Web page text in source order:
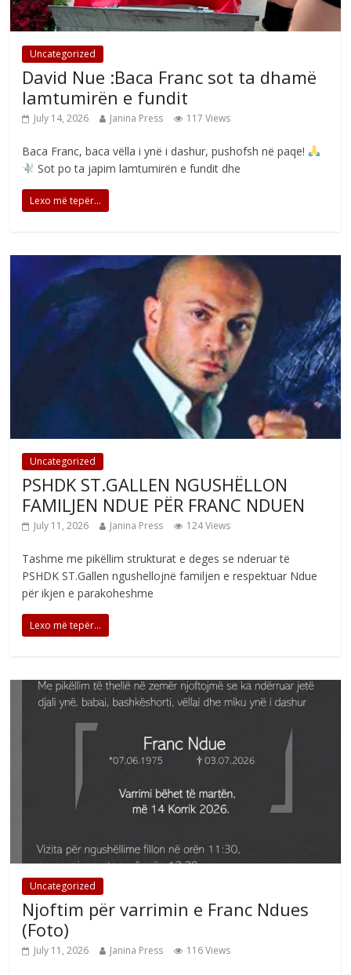
Uncategorized
David Nue :Baca Franc sot ta dhamë
lamtumirën e fundit
July 14, 2026 Janina Press 117 Views
Baca Franc, baca vëlla i ynë i dashur, pushofsh në paqe!
Sot po ta japim lamtumirën e fundit dhe
Lexo më tepër...
Uncategorized
PSHDK ST.GALLEN NGUSHËLLON
FAMILJEN NDUE PËR FRANC NDUEN
July 11, 2026 Janina Press 124 Views
Tashme me pikëllim strukturat e deges se nderuar të
PSHDK ST.Gallen ngushellojnë familjen e respektuar Ndue
për ikjen e parakoheshme
Lexo më tepër...
Uncategorized
Njoftim për varrimin e Franc Ndues
(Foto)
July 11, 2026 Janina Press 116 Views